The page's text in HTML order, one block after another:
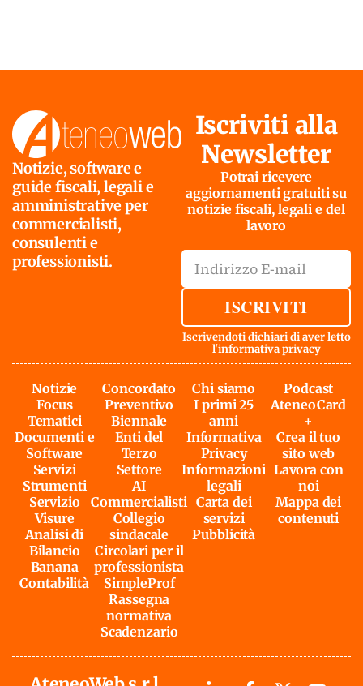
Notizie, software e
guide fiscali, legali e
amministrative per
commercialisti,
consulenti e
professionisti.
Iscriviti alla
Newsletter
Potrai ricevere
aggiornamenti gratuiti su
notizie fiscali, legali e del
lavoro
ISCRIVITI
Iscrivendoti dichiari di aver letto
l'informativa privacy
Notizie
Focus
Tematici
Documenti e
Software
Servizi
Strumenti
Servizio
Visure
Analisi di
Bilancio
Banana
Contabilità
Concordato
Preventivo
Biennale
Enti del
Terzo
Settore
AI
Commercialisti
Collegio
sindacale
Circolari per il
professionista
SimpleProf
Rassegna
normativa
Scadenzario
Chi siamo
I primi 25
anni
Informativa
Privacy
Informazioni
legali
Carta dei
servizi
Pubblicità
Podcast
AteneoCard
+
Crea il tuo
sito web
Lavora con
noi
Mappa dei
contenuti